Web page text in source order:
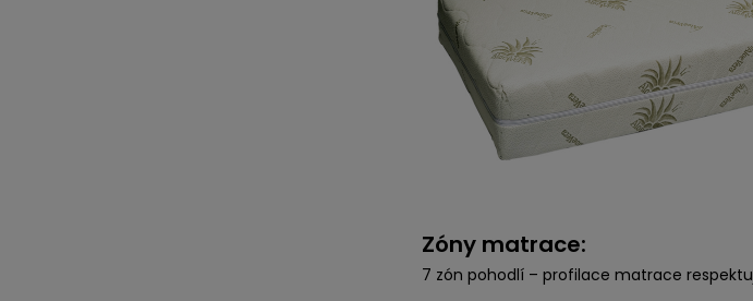
Zóny matrace:
7 zón pohodlí – profilace matrace